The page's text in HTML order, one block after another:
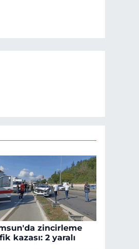
zincirleme
kazası: 2 yaralı